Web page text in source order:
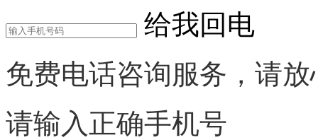
给我回电
免费电话咨询服务，请放
请输入正确手机号